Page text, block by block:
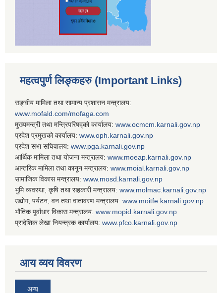
महत्वपुर्ण लिङ्कहरु (Important Links)
सङ्घीय मामिला तथा सामान्य प्रशासन मन्त्रालय:
www.mofald.com/mofaga.com
मुख्यमन्त्री तथा मन्त्रिपरिषद्को कार्यालय: www.ocmcm.karnali.gov.np
प्रदेश प्रमुखको कार्यालय: www.oph.karnali.gov.np
प्रदेश सभा सचिवालय: www. pga.karnali.gov.np
आर्थिक मामिला तथा योजना मन्त्रालय: www. moeap.karnali.gov.np
आन्तरिक मामिला तथा कानून मन्त्रालय: www. moial.karnali.gov.np
सामाजिक विकास मन्त्रालय: www. mosd.karnali.gov.np
भुमि व्यवस्था, कृषि तथा सहकारी मन्त्रालय: www. molmac.karnali.gov.np
उद्योग, पर्यटन, वन तथा वातावरण मन्त्रालय: www. moitfe.karnali.gov.np
भौतिक पूर्वाधार विकास मन्त्रालय: www. mopid.karnali.gov.np
प्रादेशिक लेखा नियन्त्रक कार्यालय: www. pfco.karnali.gov.np
आय व्यय विवरण
अन्य